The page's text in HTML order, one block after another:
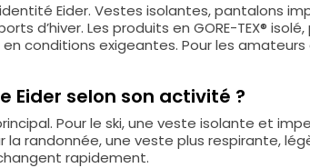
Eider. Vestes isolantes, pantalons
d’hiver. Les produits en GORE-TEX®
conditions exigeantes. Pour les amateurs
Eider selon son activité ?
Pour le ski, une veste isolante et
la randonnée, une veste plus respirante,
rapidement.